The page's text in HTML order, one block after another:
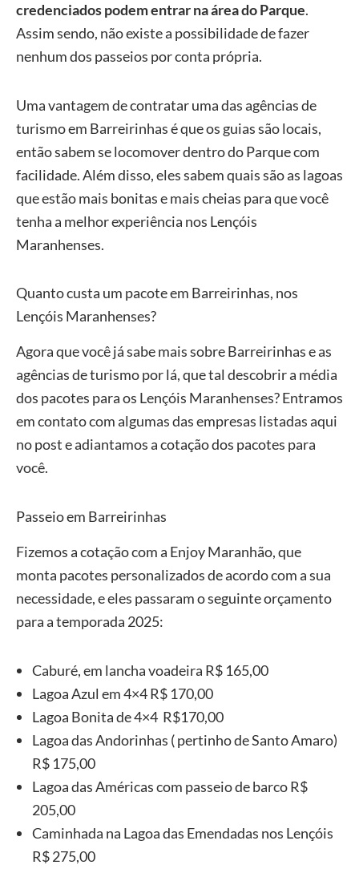
credenciados podem entrar na área do Parque.
Assim sendo, não existe a possibilidade de fazer
nenhum dos passeios por conta própria.
Uma vantagem de contratar uma das agências de
turismo em Barreirinhas é que os guias são locais,
então sabem se locomover dentro do Parque com
facilidade. Além disso, eles sabem quais são as lagoas
que estão mais bonitas e mais cheias para que você
tenha a melhor experiência nos Lençóis
Maranhenses.
Quanto custa um pacote em Barreirinhas, nos
Lençóis Maranhenses?
Agora que você já sabe mais sobre Barreirinhas e as
agências de turismo por lá, que tal descobrir a média
dos pacotes para os Lençóis Maranhenses? Entramos
em contato com algumas das empresas listadas aqui
no post e adiantamos a cotação dos pacotes para
você.
Passeio em Barreirinhas
Fizemos a cotação com a Enjoy Maranhão, que
monta pacotes personalizados de acordo com a sua
necessidade, e eles passaram o seguinte orçamento
para a temporada 2025:
Caburé, em lancha voadeira R$ 165,00
Lagoa Azul em 4×4 R$ 170,00
Lagoa Bonita de 4×4 R$170,00
Lagoa das Andorinhas ( pertinho de Santo Amaro)
R$ 175,00
Lagoa das Américas com passeio de barco R$
205,00
Caminhada na Lagoa das Emendadas nos Lençóis
R$ 275,00